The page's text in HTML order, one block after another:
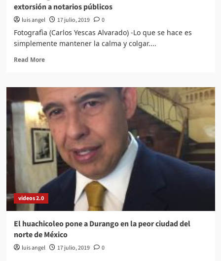
extorsión a notarios públicos
luis angel 17 julio, 2019 0
Fotografìa (Carlos Yescas Alvarado) -Lo que se hace es
simplemente mantener la calma y colgar....
Read MoreRead
El
registra
incremento
del
30%
en
llamadas
de
extorsión
a
videos 2.0
El huachicoleo pone a Durango en la peor ciudad del
norte de México
luis angel 17 julio, 2019 0